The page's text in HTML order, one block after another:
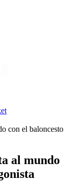
con el baloncesto
al mundo